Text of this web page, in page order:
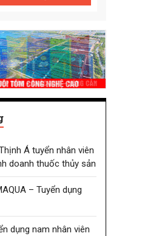
Á tuyển nhân viên
doanh thuốc thủy sản
– Tuyển dụng
dụng nam nhân viên